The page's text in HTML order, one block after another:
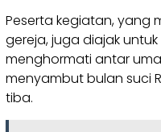
Peserta kegiatan, yang
gereja, juga diajak
menghormati antar
menyambut bulan suci
tiba.